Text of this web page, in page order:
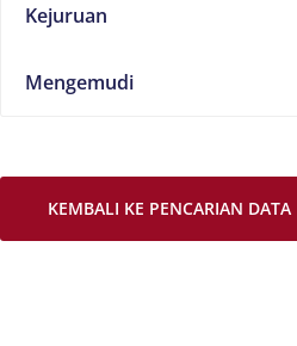
Kejuruan
Mengemudi
KEMBALI KE PENCARIAN DATA